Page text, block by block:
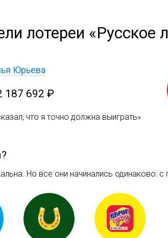
лотереи «Русское
Юрьева
187 692 ₽
что я точно должна выиграть»
Но все они начинались одинаково: c